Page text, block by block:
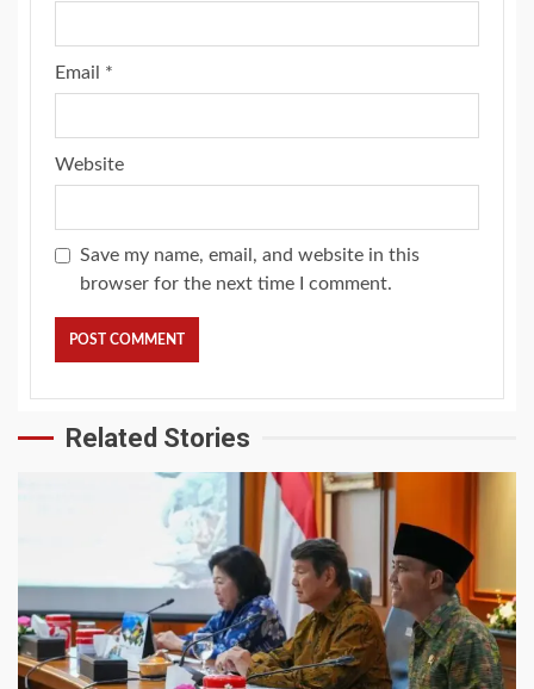
Email *
Website
Save my name, email, and website in this
browser for the next time I comment.
Related Stories